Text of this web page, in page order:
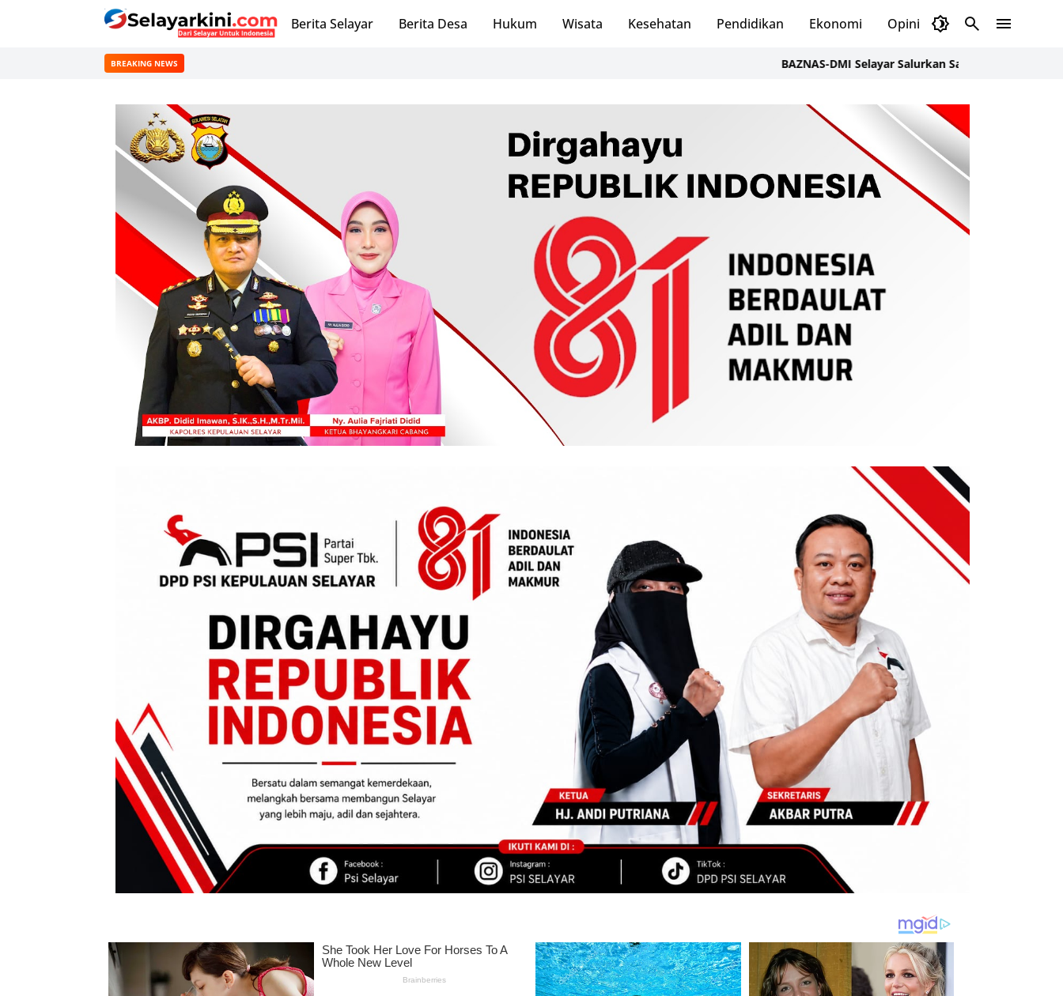
Berita Selayar Berita Desa Hukum Wisata Kesehatan Pendidikan Ekonomi Opini Selayar Kini
BREAKING NEWS BAZNAS-DMI Selayar Salurkan Santunan untuk Keluarga